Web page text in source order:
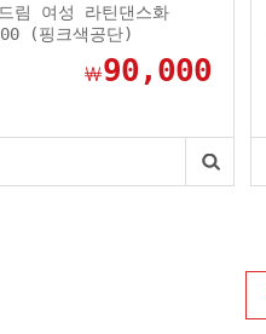
림 여성 라틴댄스화
(핑크색공단)
￦90,000